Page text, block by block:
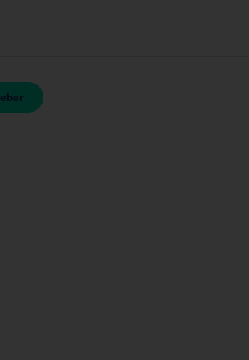
Dialog geschlossen. Seine Funktionalität ist identisch mit der